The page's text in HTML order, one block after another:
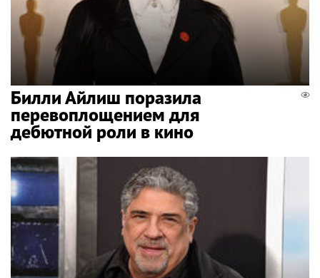
Билли Айлиш поразила
перевоплощением для
дебютной роли в кино